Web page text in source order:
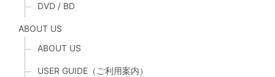
DVD / BD
ABOUT US
ABOUT US
USER GUIDE（ご利用案内）